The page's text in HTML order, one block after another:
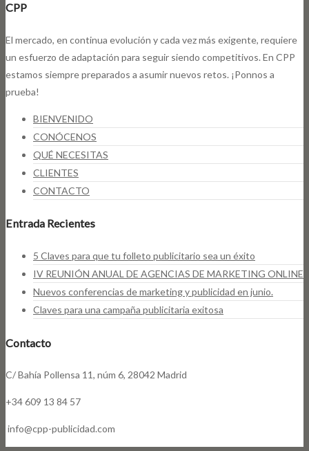
CPP
El mercado, en continua evolución y cada vez más exigente, requiere
un esfuerzo de adaptación para seguir siendo competitivos. En CPP
estamos siempre preparados a asumir nuevos retos. ¡Ponnos a
prueba!
BIENVENIDO
CONÓCENOS
QUÉ NECESITAS
CLIENTES
CONTACTO
Entrada Recientes
5 Claves para que tu folleto publicitario sea un éxito
IV REUNIÓN ANUAL DE AGENCIAS DE MARKETING ONLINE
Nuevos conferencias de marketing y publicidad en junio.
Claves para una campaña publicitaria exitosa
Contacto
C/ Bahía Pollensa 11, núm 6, 28042 Madrid
+34 609 13 84 57
info@cpp-publicidad.com